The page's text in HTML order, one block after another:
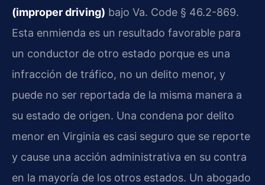
(improper driving) bajo Va. Code § 46.2-869.
Esta enmienda es un resultado favorable para
un conductor de otro estado porque es una
infracción de tráfico, no un delito menor, y
puede no ser reportada de la misma manera a
su estado de origen. Una condena por delito
menor en Virginia es casi seguro que se reporte
y cause una acción administrativa en su contra
en la mayoría de los otros estados. Un abogado